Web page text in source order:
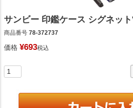
サンビー 印鑑ケース シグネッ
商品番号 78-372737
価格 ¥693税込